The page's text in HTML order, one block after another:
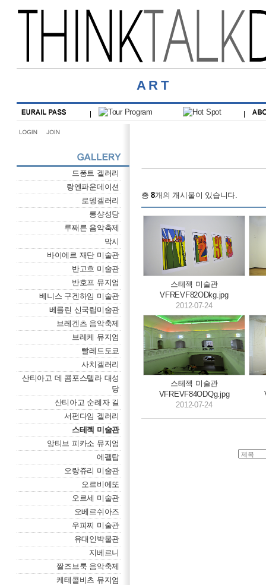
ART
드퐁트 겔러리
랑엔파운데이션
로뎅겔러리
롱샹성당
루째른 음악축제
막시
바이에르 재단 미술관
반고흐 미술관
반호프 뮤지엄
베니스 구겐하임 미술관
베를린 신국립미술관
브레겐츠 음악축제
브레케 뮤지엄
빨레드도쿄
사치겔러리
산티아고 데 콤포스텔라 대성
당
산티아고 순례자 길
서펀다임 겔러리
스테젝 미술관
앙티브 피카소 뮤지엄
에펠탑
오랑쥬리 미술관
오르비에또
오르세 미술관
오베르쉬아즈
우피찌 미술관
유대인박물관
지베르니
짤즈브룩 음악축제
케테콜비츠 뮤지엄
총8개의 개시물이 있습니다.
스테젝 미술관
VFREVF82ODkg.jpg
2012-07-24
스테젝 미술관
VFREVF84ODQg.jpg
2012-07-24